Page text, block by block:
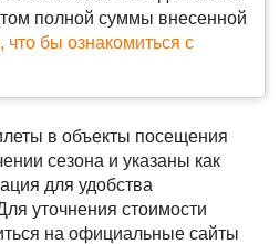
полной суммы внесенной
бы ознакомиться с
в объекты посещения
сезона и указаны как
для удобства
уточнения стоимости
на официальные сайты